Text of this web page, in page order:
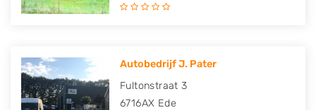
Autobedrijf J. Pater
Fultonstraat 3
6716AX Ede